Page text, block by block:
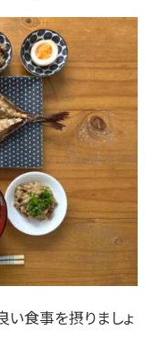
い食事を摂りましょ